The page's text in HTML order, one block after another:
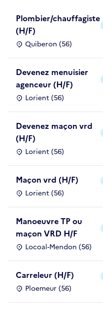
Plombier/chauffagiste
(H/F)
Quiberon (56)
Devenez menuisier
agenceur (H/F)
Lorient (56)
Devenez maçon vrd
(H/F)
Lorient (56)
Maçon vrd (H/F)
Lorient (56)
Manoeuvre TP ou
maçon VRD H/F
Locoal-Mendon (56)
Carreleur (H/F)
Ploemeur (56)